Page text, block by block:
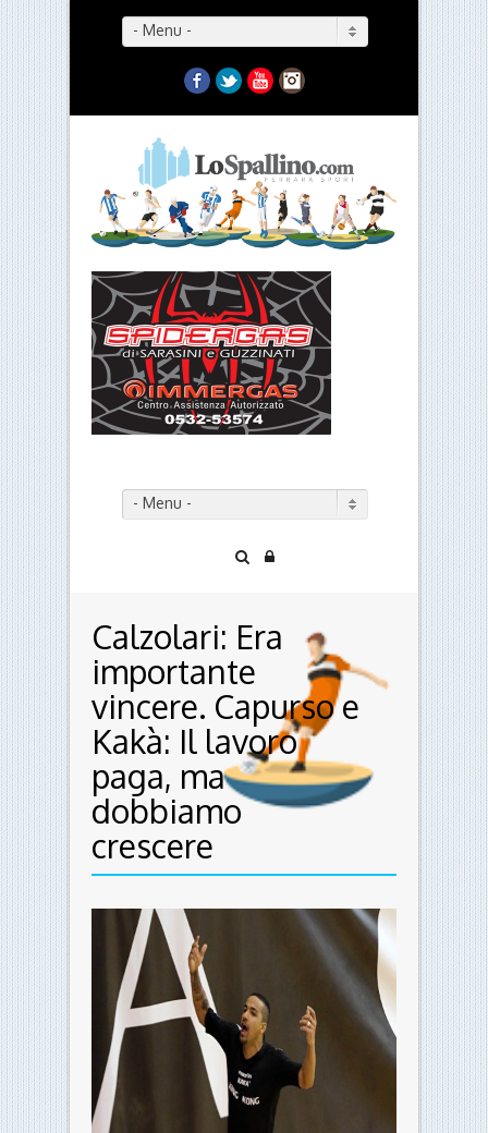
- Menu -
Facebook
TwitterYouTubeInstagram
- Menu -
Calzolari: Era
importante
vincere. Capurso e
Kakà: Il lavoro
paga, ma
dobbiamo
crescere